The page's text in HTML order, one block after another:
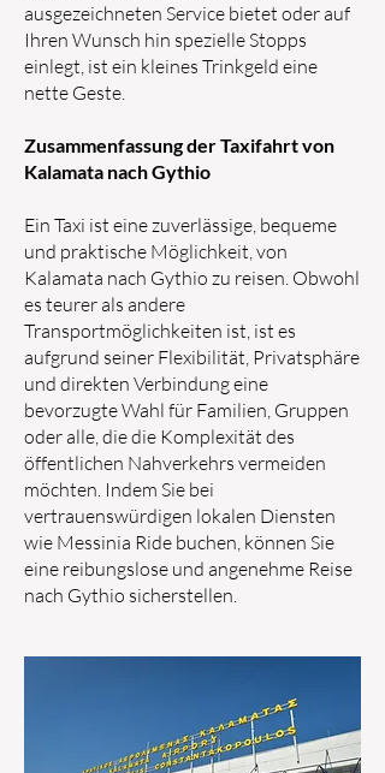
ausgezeichneten Service bietet oder auf
Ihren Wunsch hin spezielle Stopps
einlegt, ist ein kleines Trinkgeld eine
nette Geste.
Zusammenfassung der Taxifahrt von
Kalamata nach Gythio
Ein Taxi ist eine zuverlässige, bequeme
und praktische Möglichkeit, von
Kalamata nach Gythio zu reisen. Obwohl
es teurer als andere
Transportmöglichkeiten ist, ist es
aufgrund seiner Flexibilität, Privatsphäre
und direkten Verbindung eine
bevorzugte Wahl für Familien, Gruppen
oder alle, die die Komplexität des
öffentlichen Nahverkehrs vermeiden
möchten. Indem Sie bei
vertrauenswürdigen lokalen Diensten
wie Messinia Ride buchen, können Sie
eine reibungslose und angenehme Reise
nach Gythio sicherstellen.